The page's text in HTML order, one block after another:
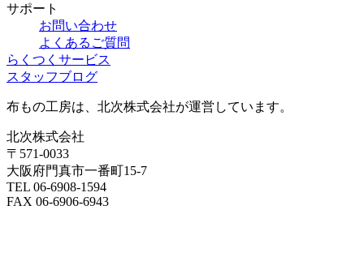
サポート
お問い合わせ
よくあるご質問
らくつくサービス
スタッフブログ
布もの工房は、北次株式会社が運営しています。
北次株式会社
〒571-0033
大阪府門真市一番町15-7
TEL 06-6908-1594
FAX 06-6906-6943